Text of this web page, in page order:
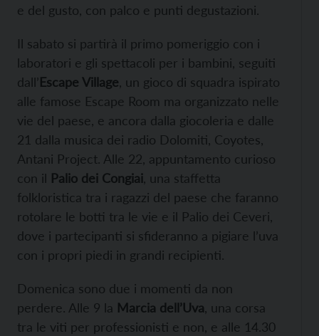
e del gusto, con palco e punti degustazioni.
Il sabato si partirà il primo pomeriggio con i
laboratori e gli spettacoli per i bambini, seguiti
dall’Escape Village , un gioco di squadra ispirato
alle famose Escape Room ma organizzato nelle
vie del paese, e ancora dalla giocoleria e dalle
21 dalla musica dei radio Dolomiti, Coyotes,
Antani Project. Alle 22, appuntamento curioso
con il Palio dei Congiai , una staffetta
folkloristica tra i ragazzi del paese che faranno
rotolare le botti tra le vie e il Palio dei Ceveri,
dove i partecipanti si sfideranno a pigiare l’uva
con i propri piedi in grandi recipienti.
Domenica sono due i momenti da non
perdere. Alle 9 la Marcia dell’Uva , una corsa
tra le viti per professionisti e non, e alle 14.30